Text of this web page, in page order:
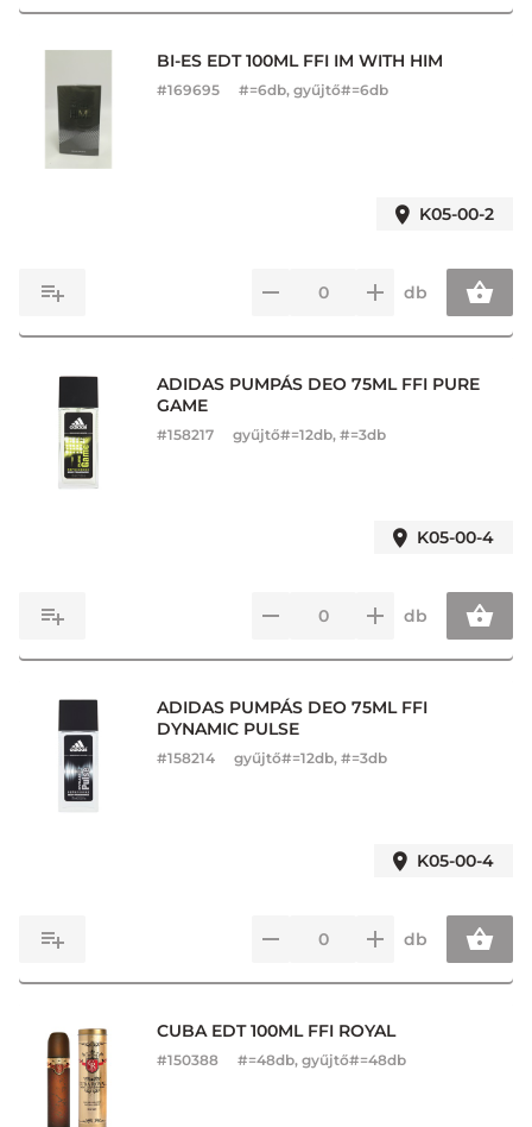
BI-ES EDT 100ML FFI IM WITH HIM
#169695 #=6db, gyűjtő#=6db
K05-00-2
db
ADIDAS PUMPÁS DEO 75ML FFI PURE
GAME
#158217 gyűjtő#=12db, #=3db
K05-00-4
db
ADIDAS PUMPÁS DEO 75ML FFI
DYNAMIC PULSE
#158214 gyűjtő#=12db, #=3db
K05-00-4
db
CUBA EDT 100ML FFI ROYAL
#150388 #=48db, gyűjtő#=48db